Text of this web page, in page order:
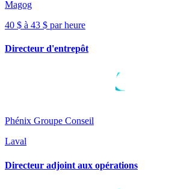
Magog
40 $ à 43 $ par heure
Directeur d'entrepôt
Phénix Groupe Conseil
Laval
Directeur adjoint aux opérations